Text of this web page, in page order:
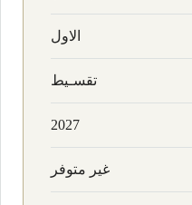
الاول
تقسـيط
2027
غير متوفر